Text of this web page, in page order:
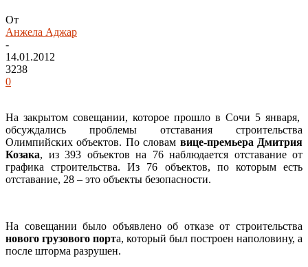
От
Анжела Аджар
-
14.01.2012
3238
0
На закрытом совещании, которое прошло в Сочи 5 января,
обсуждались проблемы отставания строительства
Олимпийских объектов. По словам вице-премьера Дмитрия
Козака, из 393 объектов на 76 наблюдается отставание от
графика строительства. Из 76 объектов, по которым есть
отставание, 28 – это объекты безопасности.
На совещании было объявлено об отказе от строительства
нового грузового порта, который был построен наполовину, а
после шторма разрушен.